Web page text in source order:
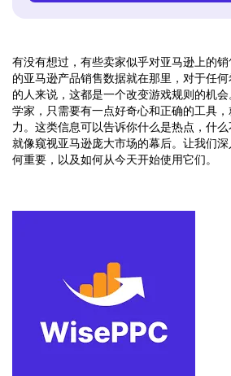
有没有想过，有些卖家似乎对亚马逊上的
的亚马逊产品销售数据就在那里，对于任
的人来说，这都是一个改变游戏规则的机
学家，只需要有一点好奇心和正确的工具
力。这类信息可以告诉你什么是热点，什
就像窥视亚马逊庞大市场的幕后。让我们
何重要，以及如何从今天开始使用它们。